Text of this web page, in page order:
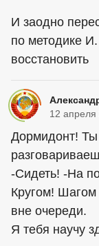
И заодно
по методике
восстановить
12 апреля
Дормидонт! Ты
-Сидеть! -На
Кругом!
вне очереди.
Я тебя научу